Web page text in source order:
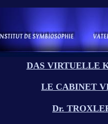
DAS VIRTUELLE
LE CABINET
Dr.